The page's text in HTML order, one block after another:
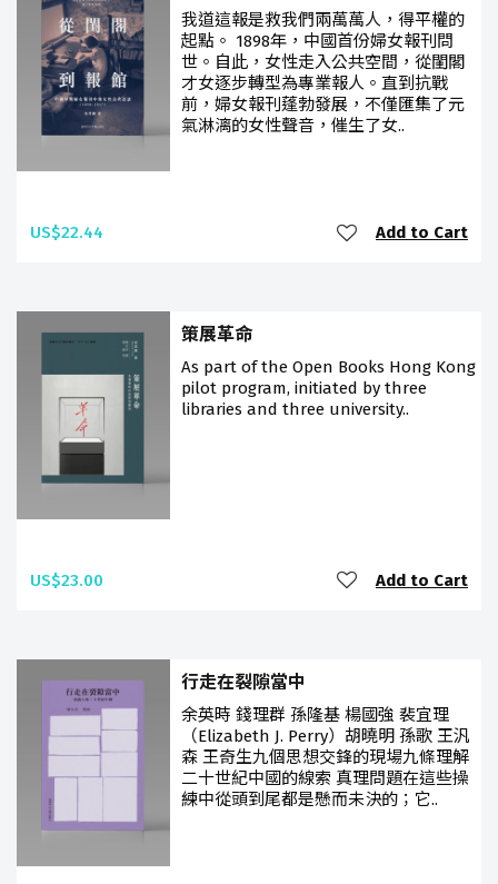
我道這報是救我們兩萬萬人，得平權的
起點。 1898年，中國首份婦女報刊問
世。自此，女性走入公共空間，從閨閣
才女逐步轉型為專業報人。直到抗戰
前，婦女報刊蓬勃發展，不僅匯集了元
氣淋漓的女性聲音，催生了女..
US$22.44 Add to Cart
策展革命
As part of the Open Books Hong Kong
pilot program, initiated by three
libraries and three university..
US$23.00 Add to Cart
行走在裂隙當中
余英時 錢理群 孫隆基 楊國強 裴宜理
（Elizabeth J. Perry）胡曉明 孫歌 王汎
森 王奇生九個思想交鋒的現場九條理解
二十世紀中國的線索 真理問題在這些操
練中從頭到尾都是懸而未決的；它..